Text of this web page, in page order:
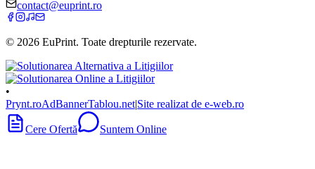
contact@euprint.ro
© 2026 EuPrint. Toate drepturile rezervate.
•
Prynt.roAdBannerTablou.net|Site realizat de e-web.ro
Cere Ofertă Suntem Online